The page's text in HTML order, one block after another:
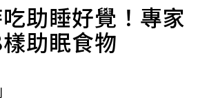
助睡好覺！專家
助眠食物